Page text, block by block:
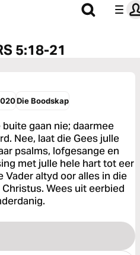
5:18-21
Die Boodskap
gaan nie; daarmee
Nee, laat die Gees julle
psalms, lofgesange en
met julle hele hart tot eer
Vader altyd oor alles in die
Wees uit eerbied